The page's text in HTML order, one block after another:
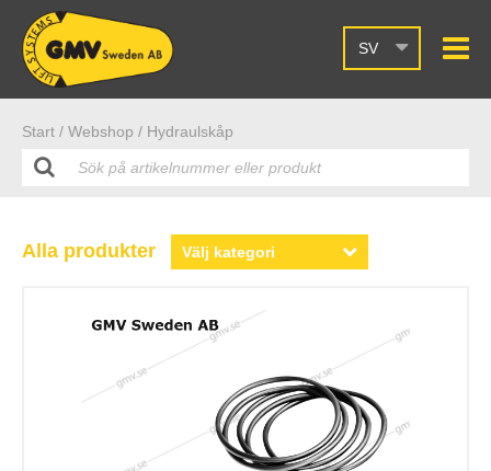
SV
Start / Webshop / Hydraulskåp
Alla produkter